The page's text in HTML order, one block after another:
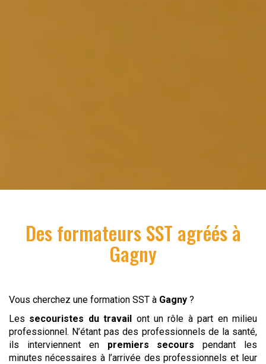
Des formateurs SST agréés à
Gagny
Vous cherchez une formation SST à Gagny ?
Les secouristes du travail ont un rôle à part en milieu
professionnel. N’étant pas des professionnels de la santé,
ils interviennent en premiers secours pendant les
minutes nécessaires à l’arrivée des professionnels et leur